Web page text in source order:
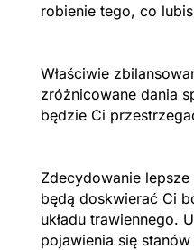
robienie tego, co
Właściwie
zróżnicowane dania
będzie Ci
Zdecydowanie
będą doskwierać Ci
układu trawiennego.
pojawienia się